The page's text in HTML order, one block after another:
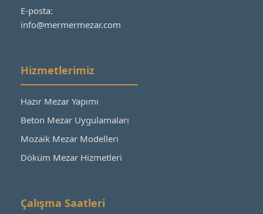
E-posta:
info@mermermezar.com
Hizmetlerimiz
Hazır Mezar Yapımı
Beton Mezar Uygulamaları
Mozaik Mezar Modelleri
Döküm Mezar Hizmetleri
Çalışma Saatleri